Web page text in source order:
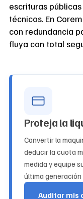
escrituras
técnicos. En
con redundancia
fluya con total
Proteja la
Convertir la
deducir la cuota
medida y equipe
última
Auditar mis